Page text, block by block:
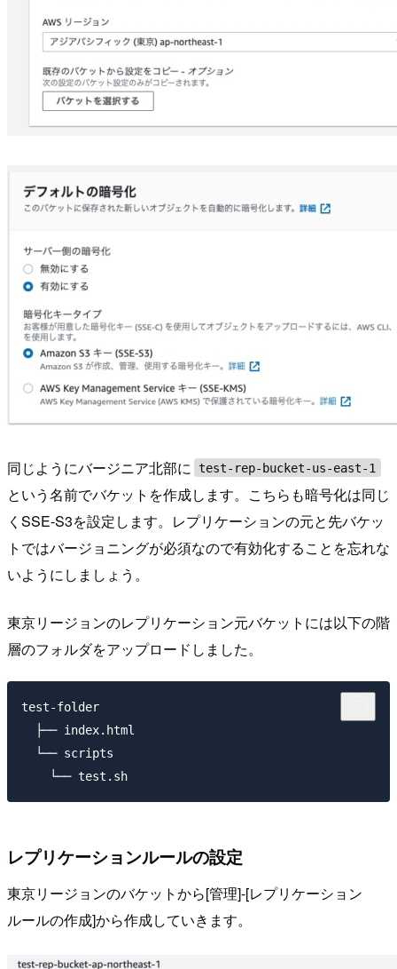
同じようにバージニア北部に test-rep-bucket-us-east-1
という名前でバケットを作成します。こちらも暗号化は同じ
くSSE-S3を設定します。レプリケーションの元と先バケッ
トではバージョニングが必須なので有効化することを忘れな
いようにしましょう。
東京リージョンのレプリケーション元バケットには以下の階
層のフォルダをアップロードしました。
test-folder
  ├── index.html
  └── scripts
レプリケーションルールの設定
東京リージョンのバケットから[管理]-[レプリケーション
ルールの作成]から作成していきます。